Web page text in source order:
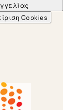
Cookies